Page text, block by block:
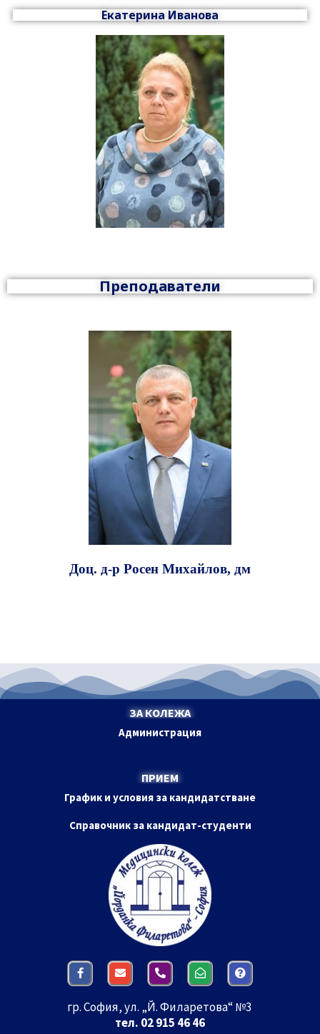
Eкатерина Иванова
Преподаватели
Доц. д-р Росен Михайлов, дм
ЗА КОЛЕЖА
Администрация
ПРИЕМ
График и условия за кандидатстване
Справочник за кандидат-студенти
гр. София, ул. „Й. Филаретова“ №3
тел. 02 915 46 46